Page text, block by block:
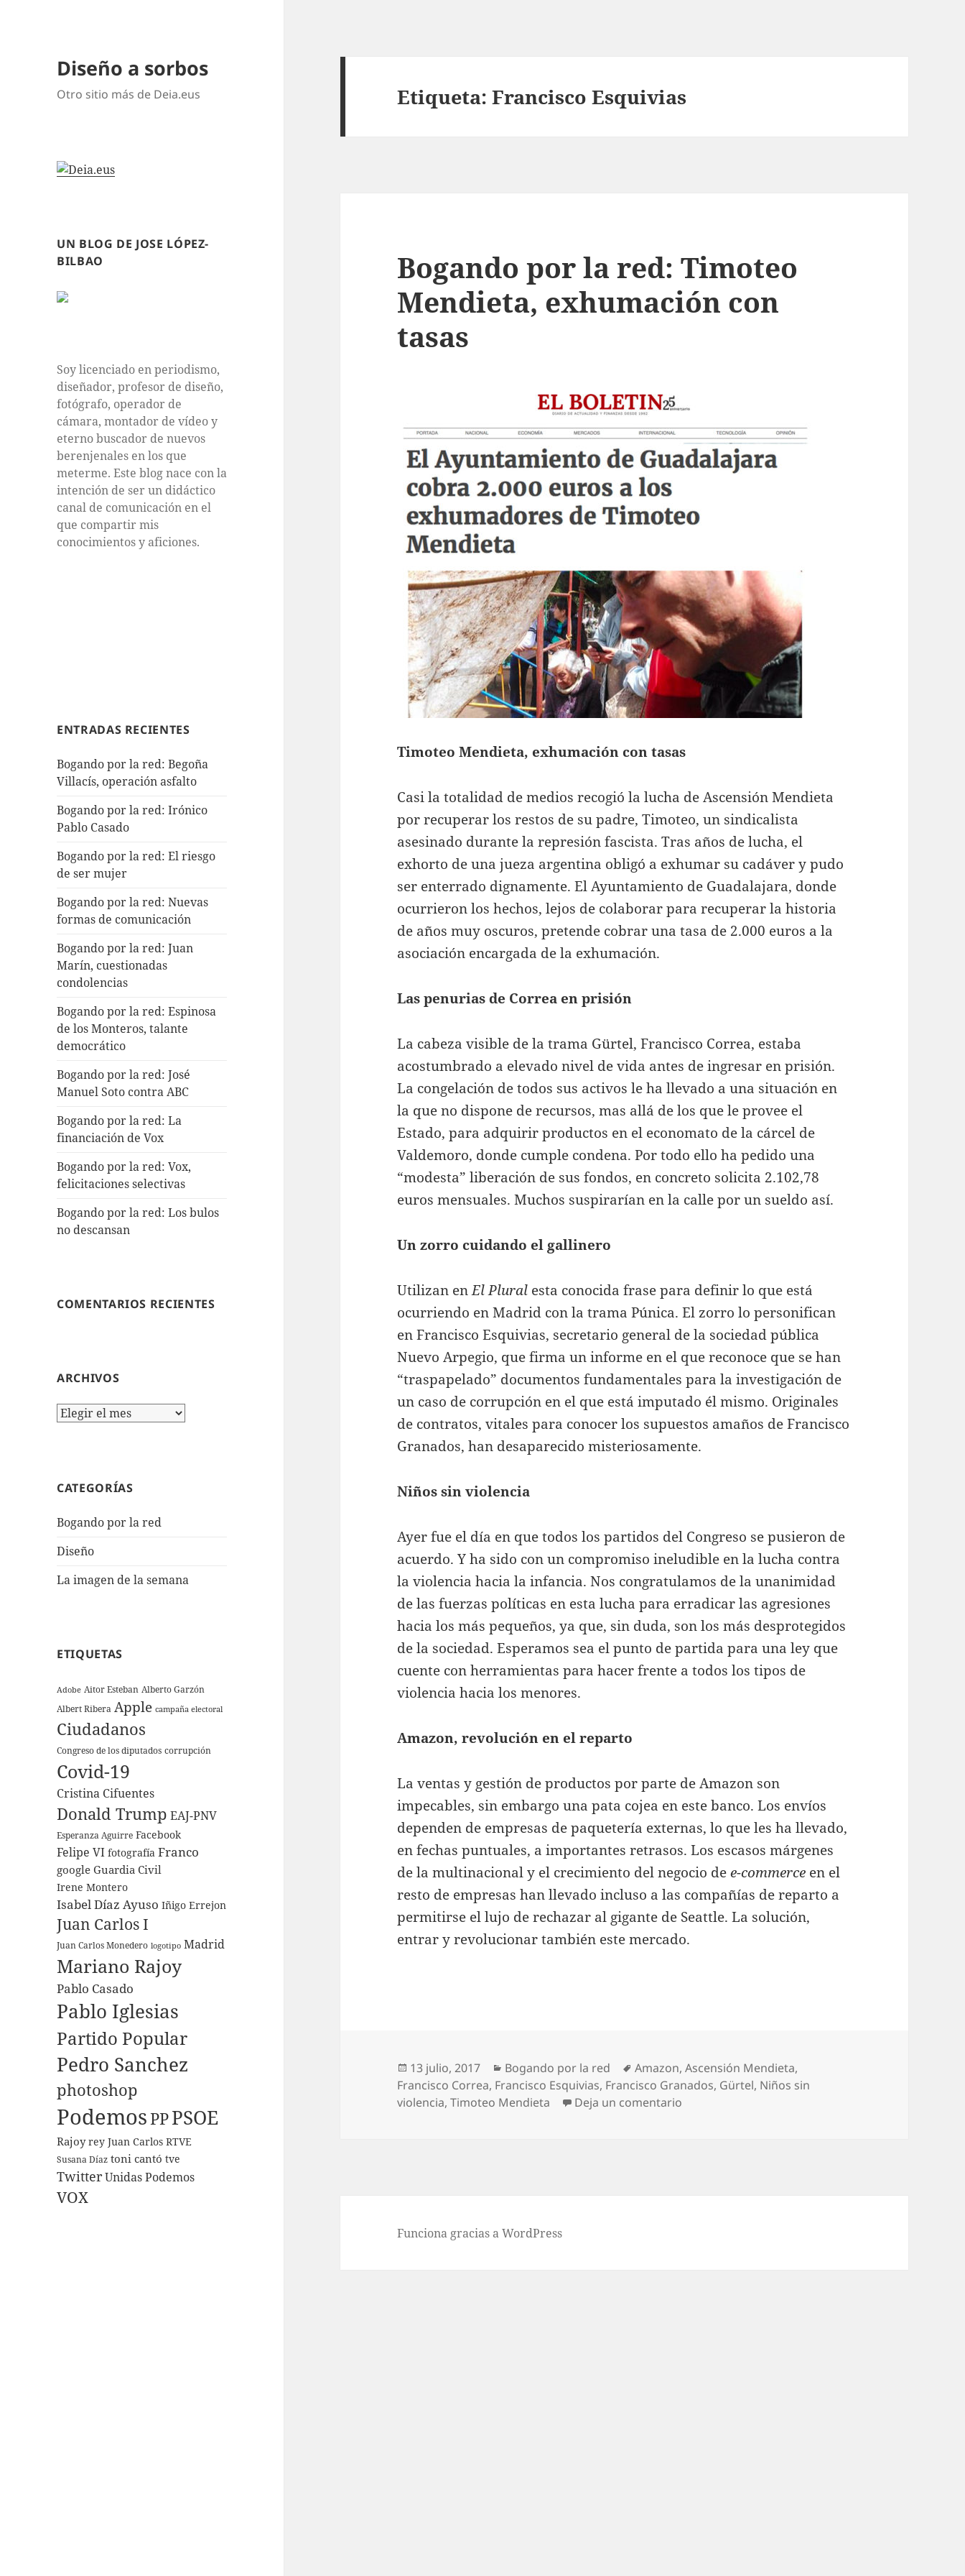
Diseño a sorbos
Otro sitio más de Deia.eus
UN BLOG DE JOSE LÓPEZ-
BILBAO
Soy licenciado en periodismo,
diseñador, profesor de diseño,
fotógrafo, operador de
cámara, montador de vídeo y
eterno buscador de nuevos
berenjenales en los que
meterme. Este blog nace con la
intención de ser un didáctico
canal de comunicación en el
que compartir mis
conocimientos y aficiones.
ENTRADAS RECIENTES
Bogando por la red: Begoña
Villacís, operación asfalto
Bogando por la red: Irónico
Pablo Casado
Bogando por la red: El riesgo
de ser mujer
Bogando por la red: Nuevas
formas de comunicación
Bogando por la red: Juan
Marín, cuestionadas
condolencias
Bogando por la red: Espinosa
de los Monteros, talante
democrático
Bogando por la red: José
Manuel Soto contra ABC
Bogando por la red: La
financiación de Vox
Bogando por la red: Vox,
felicitaciones selectivas
Bogando por la red: Los bulos
no descansan
COMENTARIOS RECIENTES
ARCHIVOS
Archivos
CATEGORÍAS
Bogando por la red
Diseño
La imagen de la semana
ETIQUETAS
Adobe Aitor Esteban Alberto Garzón
Albert Ribera Apple campaña electoral
Ciudadanos
Congreso de los diputados corrupción
Covid-19
Cristina Cifuentes
Donald Trump EAJ-PNV
Esperanza Aguirre Facebook
Felipe VI fotografía Franco
google Guardia Civil
Irene Montero
Isabel Díaz Ayuso Iñigo Errejon
Juan Carlos I
Juan Carlos Monedero logotipo Madrid
Mariano Rajoy
Pablo Casado
Pablo Iglesias
Partido Popular
Pedro Sanchez
photoshop
PodemosPPPSOE
Rajoy rey Juan Carlos RTVE
Susana Díaz toni cantó tve
TwitterUnidas Podemos
VOX
Etiqueta:Francisco Esquivias
Bogando por la red: Timoteo
Mendieta, exhumación con
tasas
Timoteo Mendieta, exhumación con tasas
Casi la totalidad de medios recogió la lucha de Ascensión Mendieta
por recuperar los restos de su padre, Timoteo, un sindicalista
asesinado durante la represión fascista. Tras años de lucha, el
exhorto de una jueza argentina obligó a exhumar su cadáver y pudo
ser enterrado dignamente. El Ayuntamiento de Guadalajara, donde
ocurrieron los hechos, lejos de colaborar para recuperar la historia
de años muy oscuros, pretende cobrar una tasa de 2.000 euros a la
asociación encargada de la exhumación.
Las penurias de Correa en prisión
La cabeza visible de la trama Gürtel, Francisco Correa, estaba
acostumbrado a elevado nivel de vida antes de ingresar en prisión.
La congelación de todos sus activos le ha llevado a una situación en
la que no dispone de recursos, mas allá de los que le provee el
Estado, para adquirir productos en el economato de la cárcel de
Valdemoro, donde cumple condena. Por todo ello ha pedido una
“modesta” liberación de sus fondos, en concreto solicita 2.102,78
euros mensuales. Muchos suspirarían en la calle por un sueldo así.
Un zorro cuidando el gallinero
Utilizan enEl Plural esta conocida frase para definir lo que está
ocurriendo en Madrid con la trama Púnica. El zorro lo personifican
en Francisco Esquivias, secretario general de la sociedad pública
Nuevo Arpegio, que firma un informe en el que reconoce que se han
“traspapelado” documentos fundamentales para la investigación de
un caso de corrupción en el que está imputado él mismo. Originales
de contratos, vitales para conocer los supuestos amaños de Francisco
Granados, han desaparecido misteriosamente.
Niños sin violencia
Ayer fue el día en que todos los partidos del Congreso se pusieron de
acuerdo. Y ha sido con un compromiso ineludible en la lucha contra
la violencia hacia la infancia. Nos congratulamos de la unanimidad
de las fuerzas políticas en esta lucha para erradicar las agresiones
hacia los más pequeños, ya que, sin duda, son los más desprotegidos
de la sociedad. Esperamos sea el punto de partida para una ley que
cuente con herramientas para hacer frente a todos los tipos de
violencia hacia los menores.
Amazon, revolución en el reparto
La ventas y gestión de productos por parte de Amazon son
impecables, sin embargo una pata cojea en este banco. Los envíos
dependen de empresas de paquetería externas, lo que les ha llevado,
en fechas puntuales, a importantes retrasos. Los escasos márgenes
de la multinacional y el crecimiento del negocio dee-commerce en el
resto de empresas han llevado incluso a las compañías de reparto a
permitirse el lujo de rechazar al gigante de Seattle. La solución,
entrar y revolucionar también este mercado.
Publicado
el
13 julio, 2017 Categorías
Bogando por la red Etiquetas
Amazon,Ascensión Mendieta,
Francisco Correa, Francisco Esquivias, Francisco Granados, Gürtel, Niños sin
violencia,Timoteo Mendieta Deja un comentario
Funciona gracias a WordPress